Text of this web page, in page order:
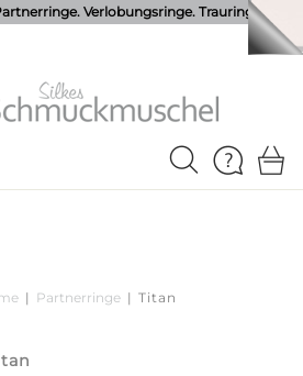
Verlobungsringe. Trauringe.
| Partnerringe | Titan